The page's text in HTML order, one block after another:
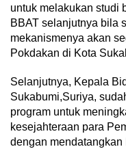
untuk melakukan studi
BBAT selanjutnya bila
mekanismenya akan
Pokdakan di Kota
Selanjutnya, Kepala
Sukabumi,Suriya,
program untuk
kesejahteraan para
dengan